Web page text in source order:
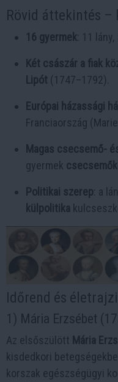
Rövid áttekintés –
16 gyermek : 11 lány,
Két császár a fiak
Lipót (1747–1792).
Európai házassági
Franciaország
Magas csecsemő-
gyermek
Politikai szerep : a
külpolitika
Időrend és
1) Mária Erzsébet
Az elsőszülött Mária
kisdedkori
korszak egészségügyi